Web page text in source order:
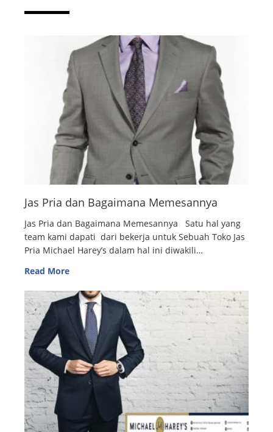
Jas Pria dan Bagaimana Memesannya
Jas Pria dan Bagaimana Memesannya Satu hal yang
team kami dapati dari bekerja untuk Sebuah Toko Jas
Pria Michael Harey’s dalam hal ini diwakili…
Read More